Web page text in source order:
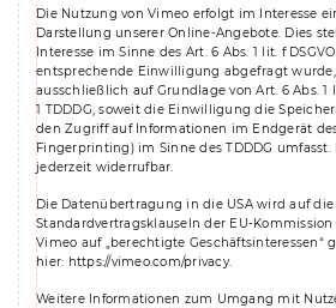
Die Nutzung von Vimeo erfolgt im Interesse
Darstellung unserer Online-Angebote. Dies
Interesse im Sinne des Art. 6 Abs. 1 lit. f
entsprechende Einwilligung abgefragt
ausschließlich auf Grundlage von Art. 6 Abs. 1
1 TDDDG, soweit die Einwilligung die
den Zugriff auf Informationen im Endgerät
Fingerprinting) im Sinne des TDDDG
jederzeit widerrufbar.
Die Datenübertragung in die USA wird auf die
Standardvertragsklauseln der EU-Kommission
Vimeo auf „berechtigte Geschäftsinteressen“
hier: https://vimeo.com/privacy.
Weitere Informationen zum Umgang mit